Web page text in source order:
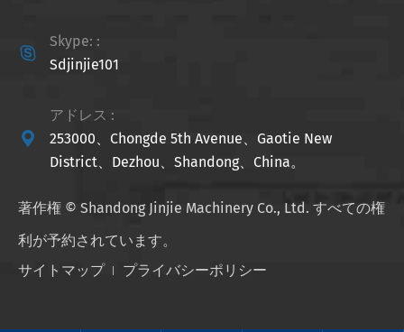

Skype: :
Sdjinjie101

アドレス :
253000、Chongde 5th Avenue、Gaotie New
District、Dezhou、Shandong、China。
著作権 © Shandong Jinjie Machinery Co., Ltd. すべての権
利が予約されています。
サイトマップ
プライバシーポリシー